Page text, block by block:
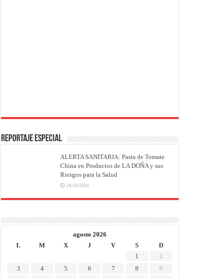
REPORTAJE ESPECIAL
ALERTA SANITARIA: Pasta de Tomate
China en Productos de LA DOÑA y sus
Riesgos para la Salud
28/10/2024
agosto 2026
L
M X J V S
D
1
2
3
4 5 6 7 8
9